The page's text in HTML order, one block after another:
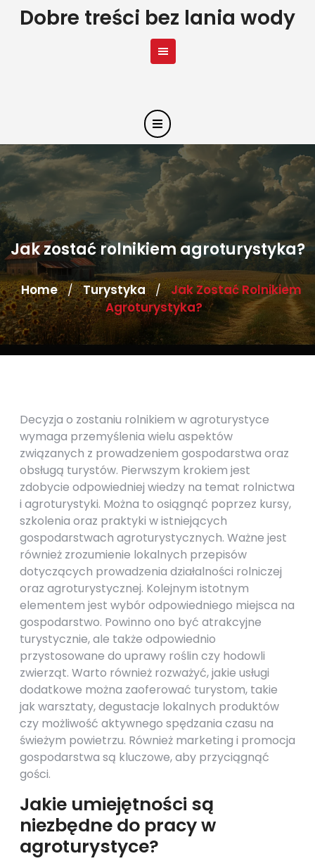
SkipDobre treści bez lania wody
Jak zostać rolnikiem agroturystyka?
Home / Turystyka / Jak Zostać Rolnikiem
Agroturystyka?
Decyzja o zostaniu rolnikiem w agroturystyce
wymaga przemyślenia wielu aspektów
związanych z prowadzeniem gospodarstwa oraz
obsługą turystów. Pierwszym krokiem jest
zdobycie odpowiedniej wiedzy na temat rolnictwa
i agroturystyki. Można to osiągnąć poprzez kursy,
szkolenia oraz praktyki w istniejących
gospodarstwach agroturystycznych. Ważne jest
również zrozumienie lokalnych przepisów
dotyczących prowadzenia działalności rolniczej
oraz agroturystycznej. Kolejnym istotnym
elementem jest wybór odpowiedniego miejsca na
gospodarstwo. Powinno ono być atrakcyjne
turystycznie, ale także odpowiednio
przystosowane do uprawy roślin czy hodowli
zwierząt. Warto również rozważyć, jakie usługi
dodatkowe można zaoferować turystom, takie
jak warsztaty, degustacje lokalnych produktów
czy możliwość aktywnego spędzania czasu na
świeżym powietrzu. Również marketing i promocja
gospodarstwa są kluczowe, aby przyciągnąć
gości.
Jakie umiejętności są
niezbędne do pracy w
agroturystyce?